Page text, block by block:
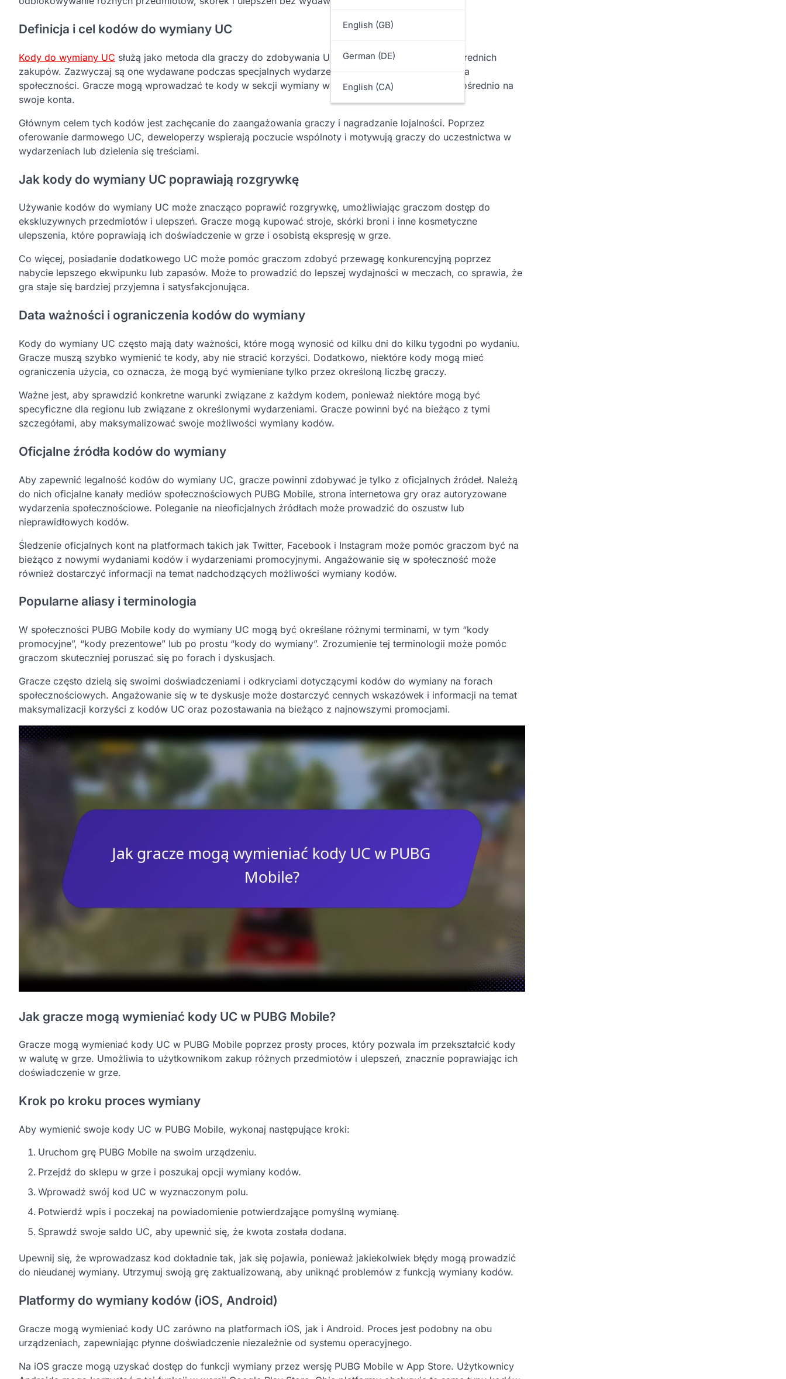
English (GB)
German (DE)
English (CA)
Definicja i cel kodów do wymiany UC
Kody do wymiany UC służą jako metoda dla graczy do zdobywania UC w PUBG Mobile bez bezpośrednich
zakupów. Zazwyczaj są one wydawane podczas specjalnych wydarzeń, promocji lub zaangażowania
społeczności. Gracze mogą wprowadzać te kody w sekcji wymiany w grze, aby otrzymać UC bezpośrednio na
swoje konta.
Głównym celem tych kodów jest zachęcanie do zaangażowania graczy i nagradzanie lojalności. Poprzez
oferowanie darmowego UC, deweloperzy wspierają poczucie wspólnoty i motywują graczy do uczestnictwa w
wydarzeniach lub dzielenia się treściami.
Jak kody do wymiany UC poprawiają rozgrywkę
Używanie kodów do wymiany UC może znacząco poprawić rozgrywkę, umożliwiając graczom dostęp do
ekskluzywnych przedmiotów i ulepszeń. Gracze mogą kupować stroje, skórki broni i inne kosmetyczne
ulepszenia, które poprawiają ich doświadczenie w grze i osobistą ekspresję w grze.
Co więcej, posiadanie dodatkowego UC może pomóc graczom zdobyć przewagę konkurencyjną poprzez
nabycie lepszego ekwipunku lub zapasów. Może to prowadzić do lepszej wydajności w meczach, co sprawia, że
gra staje się bardziej przyjemna i satysfakcjonująca.
Data ważności i ograniczenia kodów do wymiany
Kody do wymiany UC często mają daty ważności, które mogą wynosić od kilku dni do kilku tygodni po wydaniu.
Gracze muszą szybko wymienić te kody, aby nie stracić korzyści. Dodatkowo, niektóre kody mogą mieć
ograniczenia użycia, co oznacza, że mogą być wymieniane tylko przez określoną liczbę graczy.
Ważne jest, aby sprawdzić konkretne warunki związane z każdym kodem, ponieważ niektóre mogą być
specyficzne dla regionu lub związane z określonymi wydarzeniami. Gracze powinni być na bieżąco z tymi
szczegółami, aby maksymalizować swoje możliwości wymiany kodów.
Oficjalne źródła kodów do wymiany
Aby zapewnić legalność kodów do wymiany UC, gracze powinni zdobywać je tylko z oficjalnych źródeł. Należą
do nich oficjalne kanały mediów społecznościowych PUBG Mobile, strona internetowa gry oraz autoryzowane
wydarzenia społecznościowe. Poleganie na nieoficjalnych źródłach może prowadzić do oszustw lub
nieprawidłowych kodów.
Śledzenie oficjalnych kont na platformach takich jak Twitter, Facebook i Instagram może pomóc graczom być na
bieżąco z nowymi wydaniami kodów i wydarzeniami promocyjnymi. Angażowanie się w społeczność może
również dostarczyć informacji na temat nadchodzących możliwości wymiany kodów.
Popularne aliasy i terminologia
W społeczności PUBG Mobile kody do wymiany UC mogą być określane różnymi terminami, w tym “kody
promocyjne”, “kody prezentowe” lub po prostu “kody do wymiany”. Zrozumienie tej terminologii może pomóc
graczom skuteczniej poruszać się po forach i dyskusjach.
Gracze często dzielą się swoimi doświadczeniami i odkryciami dotyczącymi kodów do wymiany na forach
społecznościowych. Angażowanie się w te dyskusje może dostarczyć cennych wskazówek i informacji na temat
maksymalizacji korzyści z kodów UC oraz pozostawania na bieżąco z najnowszymi promocjami.
Jak gracze mogą wymieniać kody UC w PUBG Mobile?
Gracze mogą wymieniać kody UC w PUBG Mobile poprzez prosty proces, który pozwala im przekształcić kody
w walutę w grze. Umożliwia to użytkownikom zakup różnych przedmiotów i ulepszeń, znacznie poprawiając ich
doświadczenie w grze.
Krok po kroku proces wymiany
Aby wymienić swoje kody UC w PUBG Mobile, wykonaj następujące kroki:
Uruchom grę PUBG Mobile na swoim urządzeniu.
Przejdź do sklepu w grze i poszukaj opcji wymiany kodów.
Wprowadź swój kod UC w wyznaczonym polu.
Potwierdź wpis i poczekaj na powiadomienie potwierdzające pomyślną wymianę.
Sprawdź swoje saldo UC, aby upewnić się, że kwota została dodana.
Upewnij się, że wprowadzasz kod dokładnie tak, jak się pojawia, ponieważ jakiekolwiek błędy mogą prowadzić
do nieudanej wymiany. Utrzymuj swoją grę zaktualizowaną, aby uniknąć problemów z funkcją wymiany kodów.
Platformy do wymiany kodów (iOS, Android)
Gracze mogą wymieniać kody UC zarówno na platformach iOS, jak i Android. Proces jest podobny na obu
urządzeniach, zapewniając płynne doświadczenie niezależnie od systemu operacyjnego.
Na iOS gracze mogą uzyskać dostęp do funkcji wymiany przez wersję PUBG Mobile w App Store. Użytkownicy